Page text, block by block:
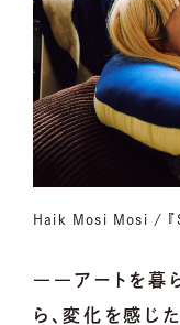
Haik Mosi Mosi / 『
――アートを暮
ら、変化を感じ